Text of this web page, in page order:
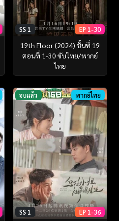
SS 1 EP 1-30
19th Floor (2024) ชั้นที่ 19
ตอนที่ 1-30 ซับไทย/พากย์
ไทย
จบแล้ว พากย์ไทย
SS 1 EP 1-36